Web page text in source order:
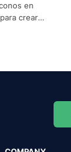
en
crear